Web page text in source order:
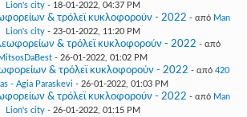
Lion's city- 18-01-2022, 04:37 PM
& τρόλεϊ κυκλοφορούν - 2022 - από Man
Lion's city- 23-01-2022, 11:20 PM
λεωφορείων & τρόλεϊ κυκλοφορούν - 2022 - από
MitsosDaBest - 26-01-2022, 01:02 PM
& τρόλεϊ κυκλοφορούν - 2022 - από 420
- Agia Paraskevi - 26-01-2022, 01:03 PM
& τρόλεϊ κυκλοφορούν - 2022 - από Man
Lion's city- 26-01-2022, 01:15 PM